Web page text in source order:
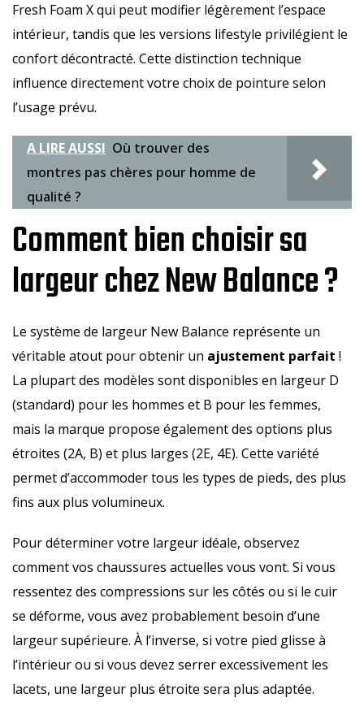
Fresh Foam X qui peut modifier légèrement l’espace
intérieur, tandis que les versions lifestyle privilégient le
confort décontracté. Cette distinction technique
influence directement votre choix de pointure selon
l’usage prévu.
A LIRE AUSSI Où trouver des
montres pas chères pour homme de
qualité ?
Comment bien choisir sa
largeur chez New Balance ?
Le système de largeur New Balance représente un
véritable atout pour obtenir un ajustement parfait !
La plupart des modèles sont disponibles en largeur D
(standard) pour les hommes et B pour les femmes,
mais la marque propose également des options plus
étroites (2A, B) et plus larges (2E, 4E). Cette variété
permet d’accommoder tous les types de pieds, des plus
fins aux plus volumineux.
Pour déterminer votre largeur idéale, observez
comment vos chaussures actuelles vous vont. Si vous
ressentez des compressions sur les côtés ou si le cuir
se déforme, vous avez probablement besoin d’une
largeur supérieure. À l’inverse, si votre pied glisse à
l’intérieur ou si vous devez serrer excessivement les
lacets, une largeur plus étroite sera plus adaptée.